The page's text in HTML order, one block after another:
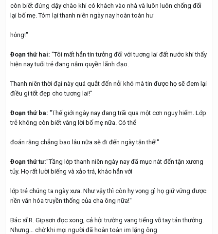
còn biết đứng dậy chào khi có khách vào nhà và luôn luôn chống đối
lại bố mẹ. Tóm lại thanh niên ngày nay hoàn toàn hư
hỏng!"
Đoạn thứ hai: "Tôi mất hẳn tin tưởng đối với tương lai đất nước khi thấy
hiện nay tuổi trẻ đang nắm quyền lãnh đạo.
Thanh niên thời đại này quá quắt đến nỗi khó mà tin được họ sẽ đem lại
điều gì tốt đẹp cho tương lai!"
Đoạn thứ ba: "Thế giới ngày nay đang trãi qua một cơn nguy hiểm. Lớp
trẻ không còn biết vâng lời bố mẹ nữa. Có thể
đoán rằng chẳng bao lâu nữa sẽ đi đến ngày tận thế!"
Đoạn thứ tư:"Tầng lớp thanh niên ngày nay đã mục nát đến tận xương
tủy. Họ rất lười biếng và xảo trá, khác hẳn với
lớp trẻ chúng ta ngày xưa. Như vậy thì còn hy vọng gì họ giữ vững được
nền văn hóa truyền thống của cha ông nữa!"
Bác sĩ R. Gipsơn đọc xong, cả hội trường vang tiếng vỗ tay tán thưởng.
Nhưng... chờ khi mọi người đã hoàn toàn im lặng ông